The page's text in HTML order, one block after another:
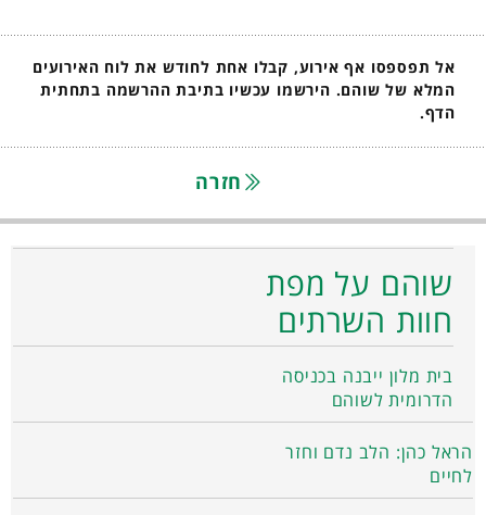
אל תפספסו אף אירוע, קבלו אחת לחודש את לוח האירועים
המלא של שוהם. הירשמו עכשיו בתיבת ההרשמה בתחתית
הדף.
חזרה
שוהם על מפת
חוות השרתים
בית מלון ייבנה בכניסה
הדרומית לשוהם
הראל כהן: הלב נדם וחזר
לחיים